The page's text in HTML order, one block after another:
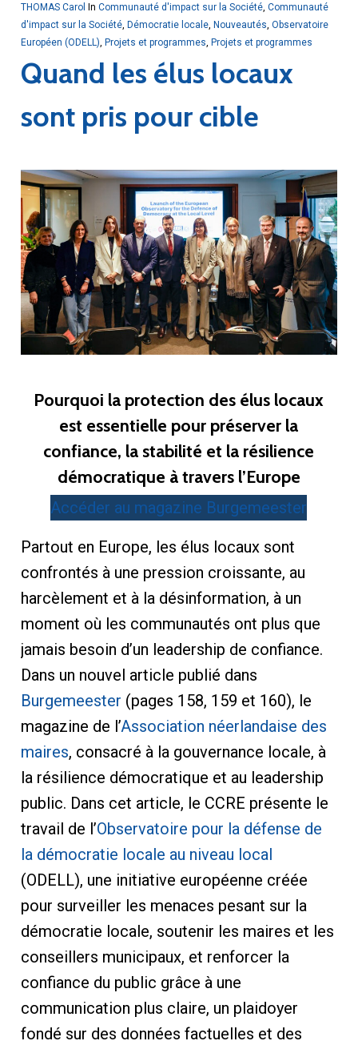
THOMAS Carol In Communauté d'impact sur la Société, Communauté
d'impact sur la Société, Démocratie locale, Nouveautés Observatoire
Européen (ODELL) Projets et programmes Projets et programmes
Quand les élus locaux
sont pris pour cible
Pourquoi la protection des élus locaux
est essentielle pour préserver la
confiance, la stabilité et la résilience
démocratique à travers l’Europe
Accéder au magazine Burgemeester
Partout en Europe, les élus locaux sont
confrontés à une pression croissante, au
harcèlement et à la désinformation, à un
moment où les communautés ont plus que
jamais besoin d’un leadership de confiance.
Dans un nouvel article publié dans
Burgemeester (pages 158, 159 et 160), le
magazine de l’Association néerlandaise des
maires, consacré à la gouvernance locale, à
la résilience démocratique et au leadership
public. Dans cet article, le CCRE présente le
travail de l’Observatoire pour la défense de
la démocratie locale au niveau local
(ODELL), une initiative européenne créée
pour surveiller les menaces pesant sur la
démocratie locale, soutenir les maires et les
conseillers municipaux, et renforcer la
confiance du public grâce à une
communication plus claire, un plaidoyer
fondé sur des données factuelles et des